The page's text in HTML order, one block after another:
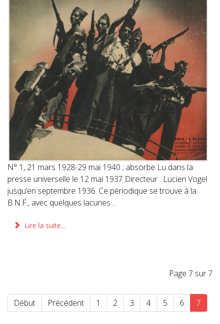
N° 1, 21 mars 1928-29 mai 1940 ; absorbe Lu dans la
presse universelle le 12 mai 1937 Directeur : Lucien Vogel
jusqu’en septembre 1936. Ce périodique se trouve à la
B.N.F., avec quelques lacunes ...
Lire la suite...
Page 7 sur 7
Début Précédent 1 2 3 4 5 6 7